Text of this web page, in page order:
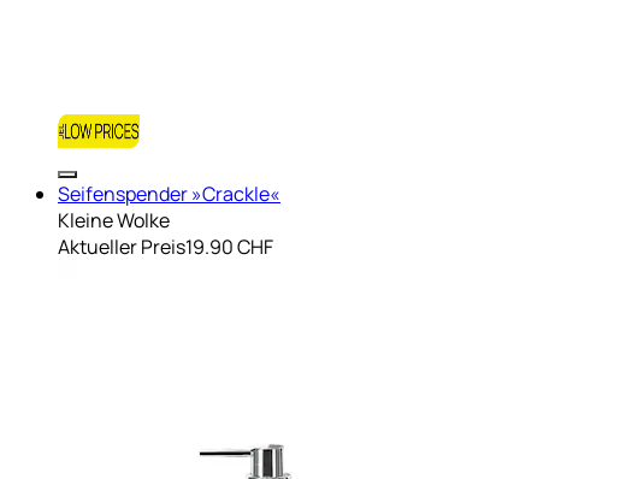
Seifenspender »Crackle«
Kleine Wolke
Aktueller Preis19.90 CHF